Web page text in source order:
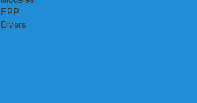
EPP
Divers